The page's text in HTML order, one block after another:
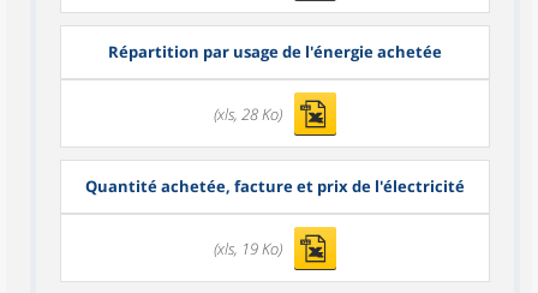
Répartition par usage de l'énergie achetée
(xls, 28 Ko)
Quantité achetée, facture et prix de l'électricité
(xls, 19 Ko)